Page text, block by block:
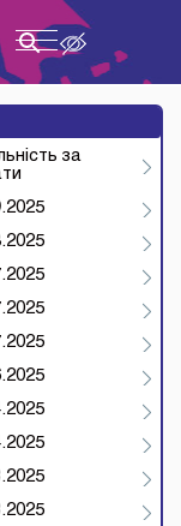
Toggle
navigation
за